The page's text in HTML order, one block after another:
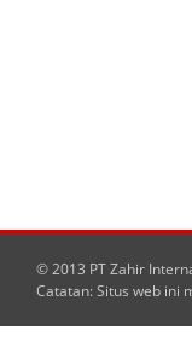
© 2013 PT Zahir
Catatan: Situs web ini